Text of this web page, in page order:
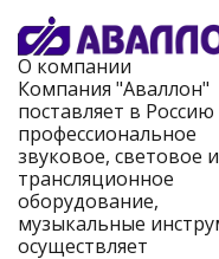
О компании
Компания "Аваллон"
поставляет в Россию
профессиональное
звуковое, световое и
трансляционное
оборудование,
музыкальные
осуществляет